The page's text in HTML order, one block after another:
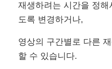
재생하려는 시간을 정해
도록 변경하거나,
영상의 구간별로 다른
할 수 있습니다.